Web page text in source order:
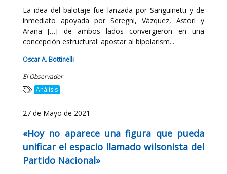
La idea del balotaje fue lanzada por Sanguinetti y de
inmediato apoyada por Seregni, Vázquez, Astori y
Arana […] de ambos lados convergieron en una
concepción estructural: apostar al bipolarism...
Oscar A. Bottinelli
El Observador
Análisis
27 de Mayo de 2021
«Hoy no aparece una figura que pueda
unificar el espacio llamado wilsonista del
Partido Nacional»